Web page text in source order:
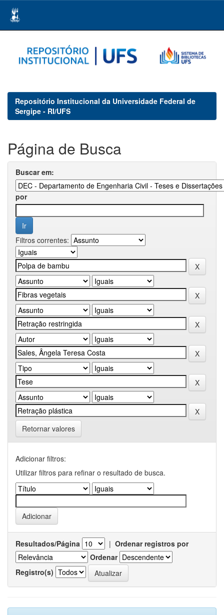
navigation
Repositório Institucional da Universidade Federal de
Sergipe - RI/UFS
Página de Busca
Buscar em:
por
Filtros correntes:
Retornar valores
Adicionar filtros:
Utilizar filtros para refinar o resultado de busca.
Resultados/Página | Ordenar registros por
Ordenar
Registro(s)